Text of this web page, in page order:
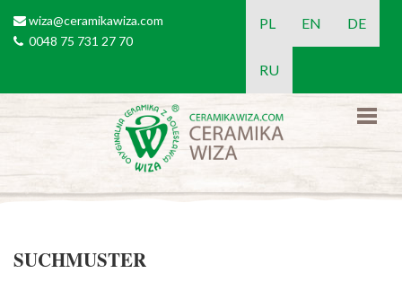
email
wiza@ceramikawiza.com
tel0048 75 731 27 70
PL EN DE
RU
SUCHMUSTER